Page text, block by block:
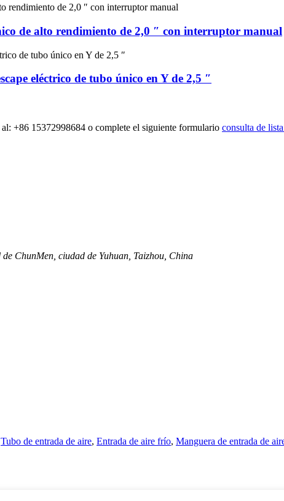
de alto rendimiento de 2,0 ″ con interruptor manual
eléctrico de tubo único en Y de 2,5 ″
+86 15372998684 o complete el siguiente formulario consulta de
ChunMen, ciudad de Yuhuan, Taizhou, China
Tubo de entrada de aire, Entrada de aire frío, Manguera de entrada de